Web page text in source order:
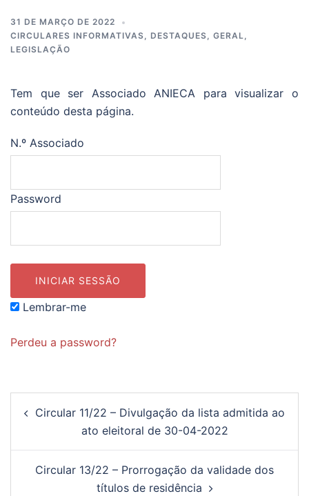
31 DE MARÇO DE 2022
CIRCULARES INFORMATIVAS, DESTAQUES, GERAL,
LEGISLAÇÃO
Tem que ser Associado ANIECA para visualizar o
conteúdo desta página.
N.º Associado
Password
Lembrar-me
Perdeu a password?
de Circular 11/22 – Divulgação da lista admitida ao
ato eleitoral de 30-04-2022
Circular 13/22 – Prorrogação da validade dos
títulos de residência